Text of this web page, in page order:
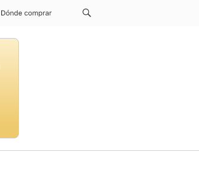
Dónde comprar